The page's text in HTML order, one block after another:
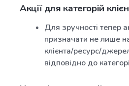
Акції для категорій
Для зручності тепер
призначати не лише
клієнта/ресурс/
відповідно до